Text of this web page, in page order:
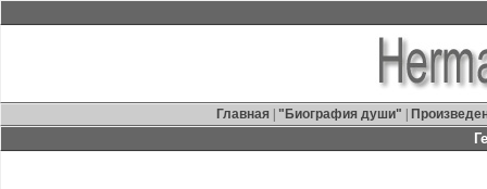
Главная "Биография души"